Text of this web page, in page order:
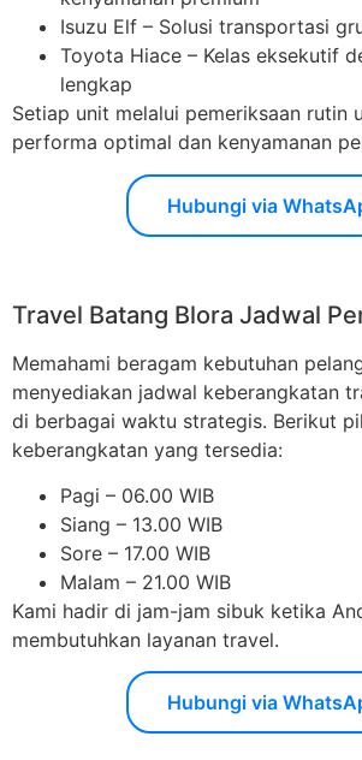
Isuzu Elf – Solusi transportasi
Toyota Hiace – Kelas eksekutif
lengkap
Setiap unit melalui pemeriksaan rutin
performa optimal dan kenyamanan
Hubungi via
Travel Batang Blora Jadwal
Memahami beragam kebutuhan
menyediakan jadwal keberangkatan
di berbagai waktu strategis. Berikut
keberangkatan yang tersedia:
Pagi – 06.00 WIB
Siang – 13.00 WIB
Sore – 17.00 WIB
Malam – 21.00 WIB
Kami hadir di jam-jam sibuk ketika
membutuhkan layanan travel.
Hubungi via